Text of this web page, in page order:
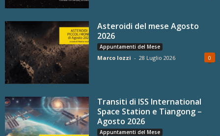
Asteroidi del mese Agosto
2026
Appuntamenti del Mese
Marco Iozzi - 28 Luglio 2026 0
Transiti di ISS International
Space Station e Tiangong –
Agosto 2026
Appuntamenti del Mese